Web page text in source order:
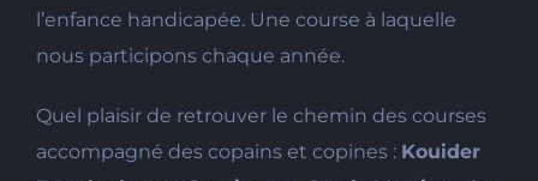
l’enfance handicapée. Une course à laquelle
nous participons chaque année.
Quel plaisir de retrouver le chemin des courses
accompagné des copains et copines : Kouider